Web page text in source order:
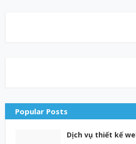
Popular Posts
Dịch vụ thiết kế